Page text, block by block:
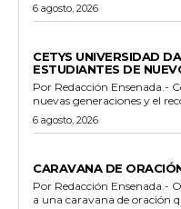
6 agosto, 2026
CETYS UNIVERSIDAD
ESTUDIANTES DE
Por Redacción Ensenada.-
nuevas generaciones y el
6 agosto, 2026
CARAVANA DE
Por Redacción Ensenada.- Organizaciones cristianas convocaron
a una caravana de oración